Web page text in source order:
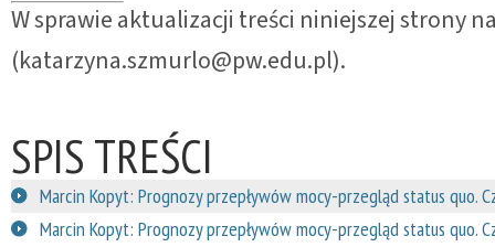
W sprawie aktualizacji treści niniejszej strony
(katarzyna.szmurlo@pw.edu.pl).
SPIS TREŚCI
Marcin Kopyt: Prognozy przepływów mocy-przegląd status quo.
Marcin Kopyt: Prognozy przepływów mocy-przegląd status quo.